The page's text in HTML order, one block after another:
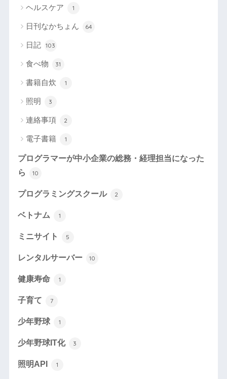
ヘルスケア 1
日刊なかちょん 64
日記 103
食べ物 31
書籍自炊 1
照明 3
連絡事項 2
電子書籍 1
プログラマーが中小企業の総務・経理担当になった
ら
10
プログラミングスクール 2
ベトナム 1
ミニサイト 5
レンタルサーバー 10
健康寿命 1
子育て 7
少年野球 1
少年野球IT化 3
照明API 1